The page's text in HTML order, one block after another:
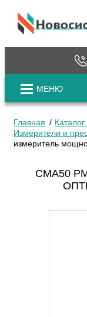
cистемные решения /
МЕНЮ
Главная
Измерители и
измеритель
CMA50